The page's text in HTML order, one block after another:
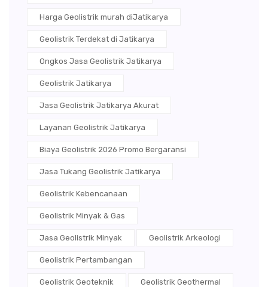
Harga Geolistrik murah diJatikarya
Geolistrik Terdekat di Jatikarya
Ongkos Jasa Geolistrik Jatikarya
Geolistrik Jatikarya
Jasa Geolistrik Jatikarya Akurat
Layanan Geolistrik Jatikarya
Biaya Geolistrik 2026 Promo Bergaransi
Jasa Tukang Geolistrik Jatikarya
Geolistrik Kebencanaan
Geolistrik Minyak & Gas
Jasa Geolistrik Minyak Geolistrik Arkeologi
Geolistrik Pertambangan
Geolistrik Geoteknik Geolistrik Geothermal